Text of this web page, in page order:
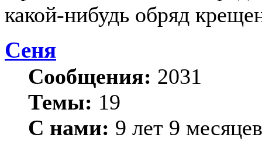
какой-нибудь обряд
Сеня
Сообщения: 2031
Темы: 19
С нами: 9 лет 9 месяцев